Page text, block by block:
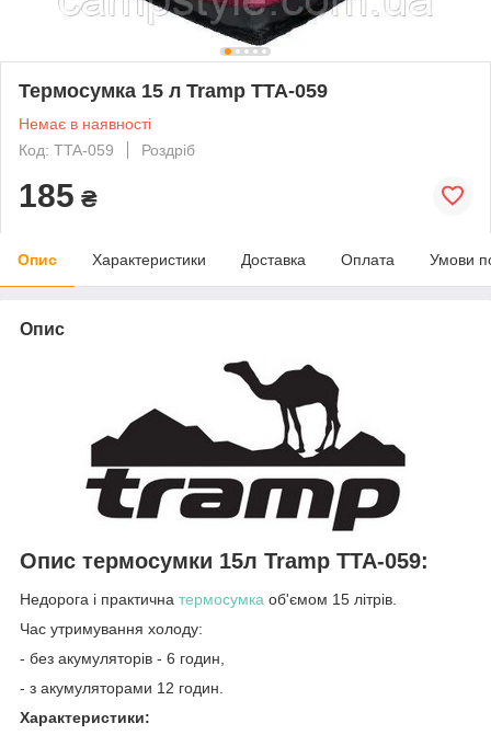
Термосумка 15 л Tramp TTA-059
Немає в наявності
Код: TTA-059
Роздріб
185 ₴
Опис Характеристики Доставка Оплата Умови
Опис
Опис термосумки 15л Tramp TTA-059:
Недорога і практична термосумка об'ємом 15 літрів.
Час утримування холоду:
- без акумуляторів - 6 годин,
- з акумуляторами 12 годин.
Характеристики: